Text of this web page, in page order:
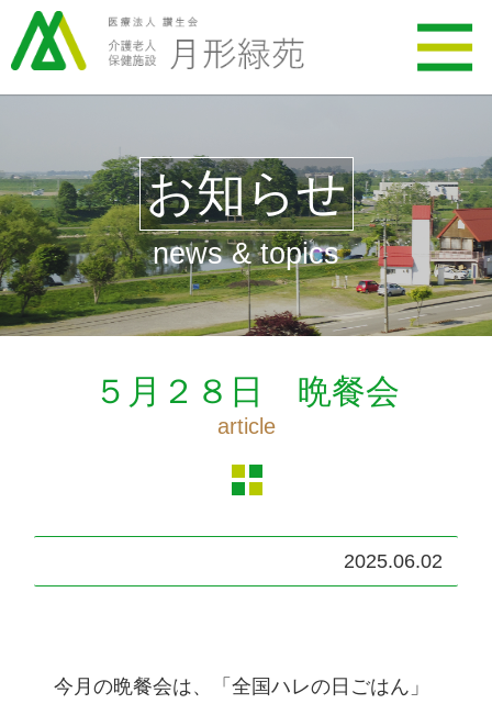
お知らせ
news & topics
５月２８日 晩餐会
article
2025.06.02
今月の晩餐会は、「全国ハレの日ごはん」